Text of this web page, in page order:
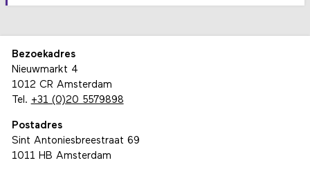
Bezoekadres
Nieuwmarkt 4
1012 CR Amsterdam
Tel. +31 (0)20 5579898
Postadres
Sint Antoniesbreestraat 69
1011 HB Amsterdam